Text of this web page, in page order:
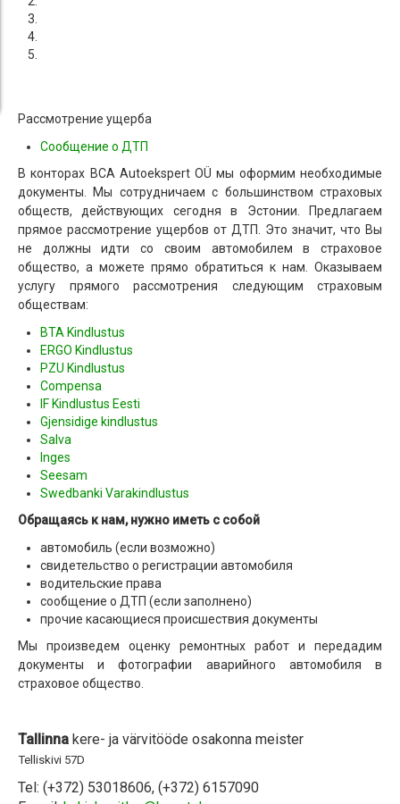
Рассмотрение ущерба
Сообщение о ДТП
В конторах BCA Autoekspert OÜ мы оформим необходимые
документы. Мы сотрудничаем с большинством страховых
обществ, действующих сегодня в Эстонии. Предлагаем
прямое рассмотрение ущербов от ДТП. Это значит, что Вы
не должны идти со своим автомобилем в страховое
общество, а можете прямо обратиться к нам. Оказываем
услугу прямого рассмотрения следующим страховым
обществам:
BTA Kindlustus
ERGO Kindlustus
PZU Kindlustus
Compensa
IF Kindlustus Eesti
Gjensidige kindlustus
Salva
Inges
Seesam
Swedbanki Varakindlustus
Обращаясь к нам, нужно иметь с собой
автомобиль (если возможно)
свидетельство о регистрации автомобиля
водительские права
сообщение о ДТП (если заполнено)
прочие касающиеся происшествия документы
Мы произведем оценку ремонтных работ и передадим
документы и фотографии аварийного автомобиля в
страховое общество.
Tallinna kere- ja värvitööde osakonna meister
Telliskivi 57D
Tel: (+372) 53018606, (+372) 6157090